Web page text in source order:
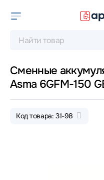
Сменные
Asma 6GFM-150
Код товара: 31-98